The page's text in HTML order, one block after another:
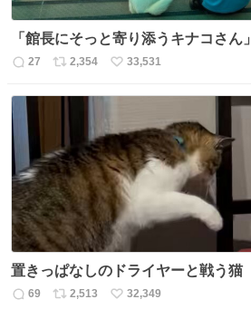
「館長にそっと寄り添うキナコさん」
返
数
27
リ
数
2,354
い
33,531
置きっぱなしのドライヤーと戦う猫
返
69
リ
2,513
い
32,349